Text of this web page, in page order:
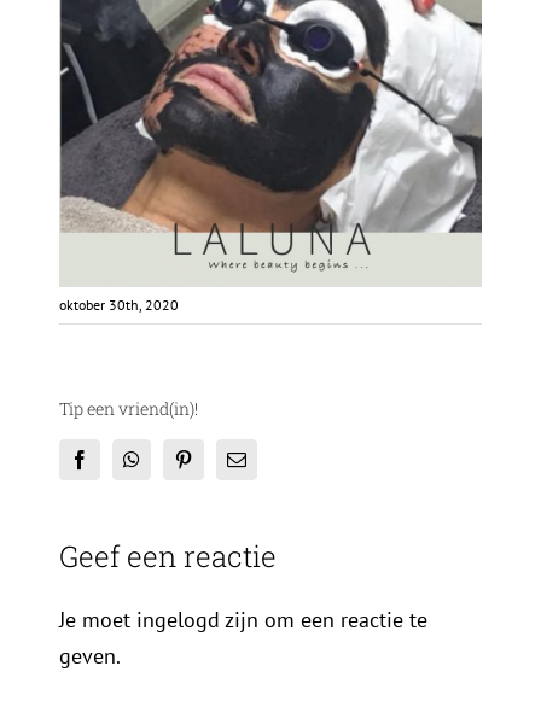
oktober 30th, 2020
Tip een vriend(in)!
FacebookWhatsAppPinterestE-
Geef een reactie
Je moet ingelogd zijn om een reactie te
geven.